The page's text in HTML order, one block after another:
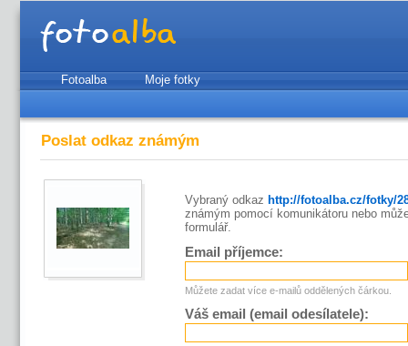
Fotoalba Moje fotky
Poslat odkaz známým
Vybraný odkaz http://fotoalba.cz/fotky/
známým pomocí komunikátoru nebo
formulář.
Email příjemce:
Můžete zadat více e-mailů oddělených čárkou.
Váš email (email odesílatele):